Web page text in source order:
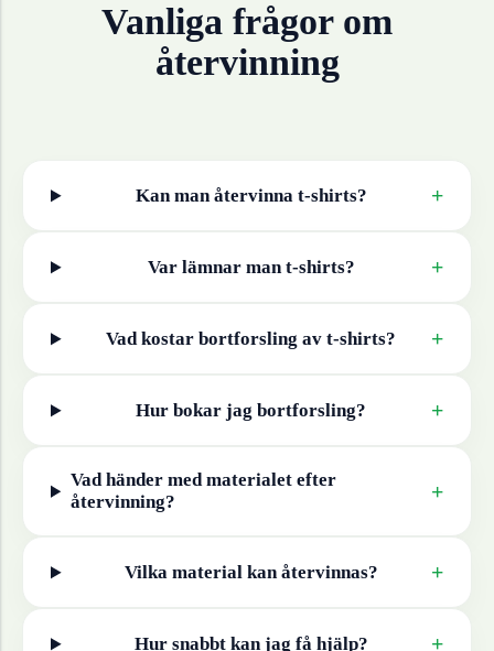
Vanliga frågor om
återvinning
Kan man återvinna t-shirts? +
Var lämnar man t-shirts? +
Vad kostar bortforsling av t-shirts? +
Hur bokar jag bortforsling? +
Vad händer med materialet efter
återvinning?
+
Vilka material kan återvinnas? +
Hur snabbt kan jag få hjälp? +